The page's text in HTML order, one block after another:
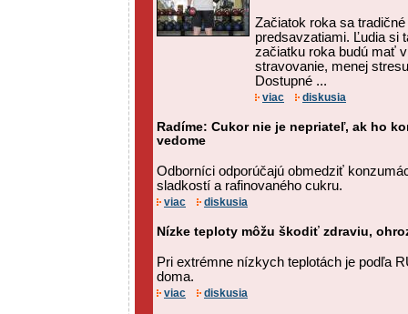
Začiatok roka sa
predsavzatiami. Ľudia si
začiatku roka budú mať
stravovanie, menej
Dostupné ...
viac diskusia
Radíme: Cukor nie je nepriateľ, ak ho
vedome
Odborníci odporúčajú obmedziť
sladkostí a rafinovaného cukru.
viac diskusia
Nízke teploty môžu škodiť zdraviu,
Pri extrémne nízkych teplotách je podľa
doma.
viac diskusia